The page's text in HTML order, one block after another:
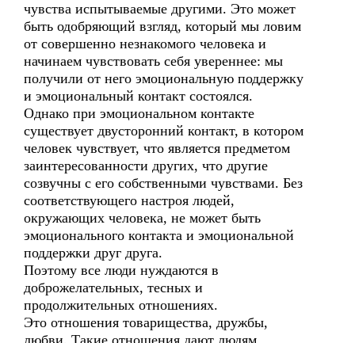
чувства испытываемые другими. Это может
быть одобряющий взгляд, который мы ловим
от совершенно незнакомого человека и
начинаем чувствовать себя увереннее: мы
получили от него эмоциональную поддержку
и эмоциональный контакт состоялся.
Однако при эмоциональном контакте
существует двусторонний контакт, в котором
человек чувствует, что является предметом
заинтересованности других, что другие
созвучны с его собственными чувствами. Без
соответствующего настроя людей,
окружающих человека, не может быть
эмоционального контакта и эмоциональной
поддержки друг друга.
Поэтому все люди нуждаются в
доброжелательных, тесных и
продолжительных отношениях.
Это отношения товарищества, дружбы,
любви. Такие отношения дают людям